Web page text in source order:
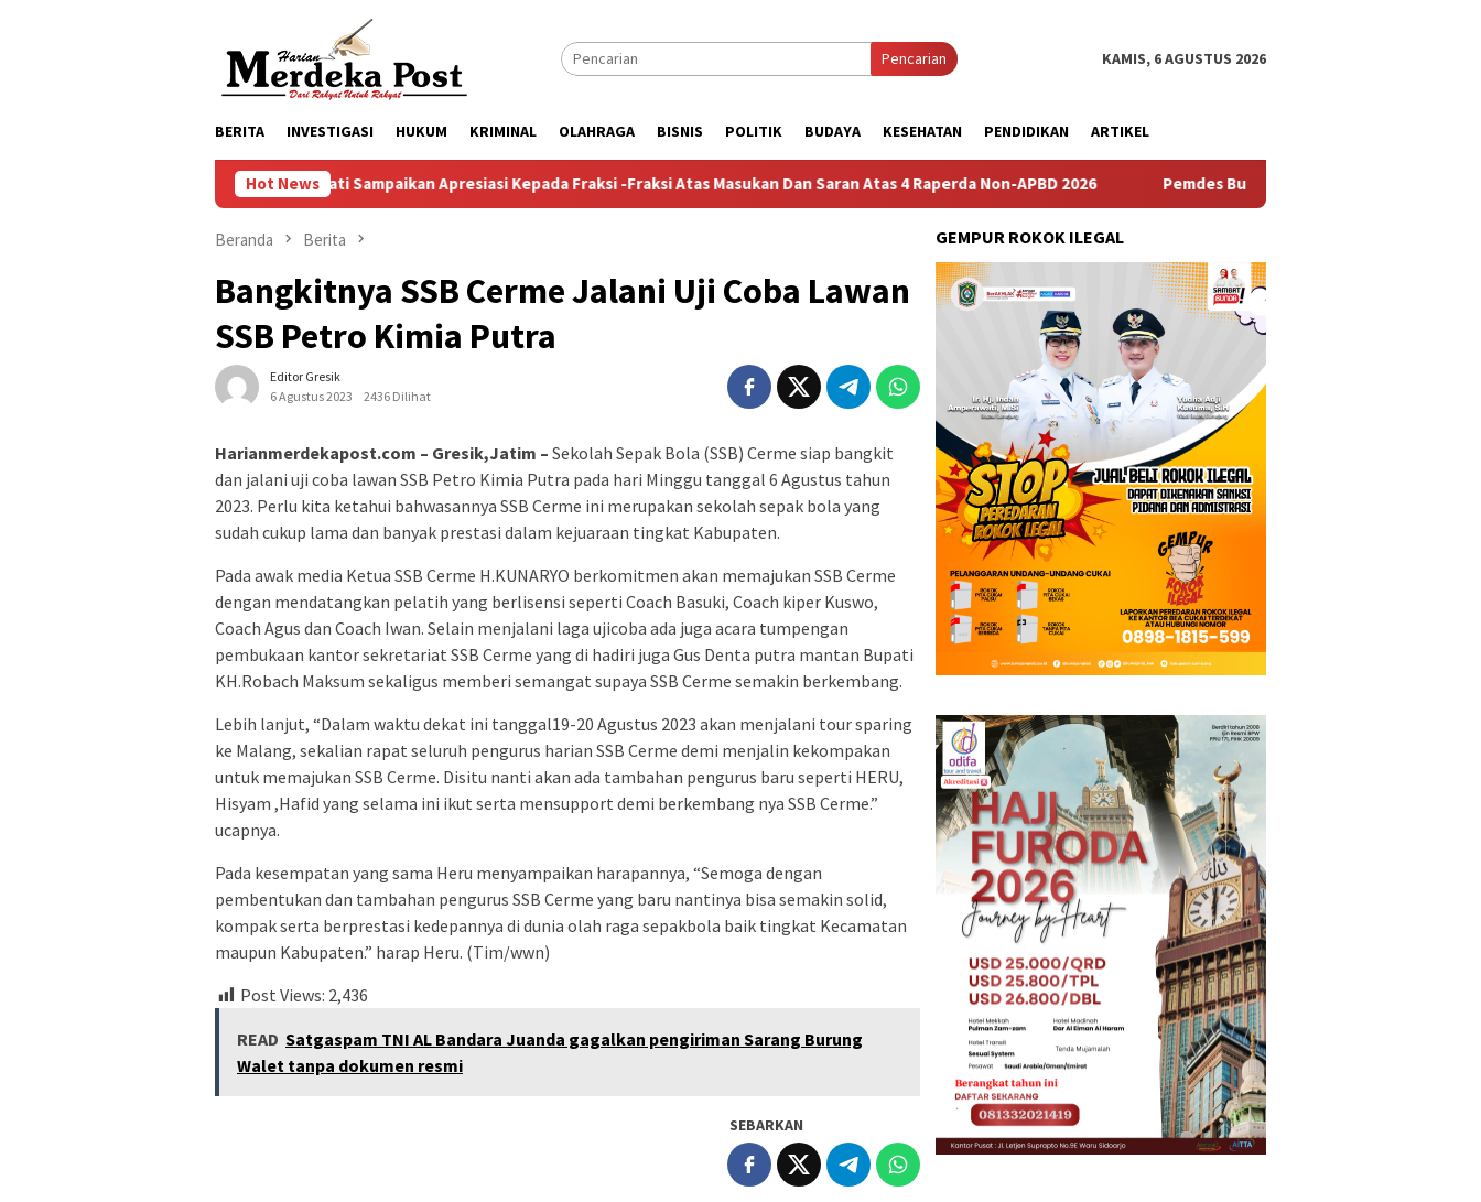
Pencarian KAMIS, 6 AGUSTUS 2026
BERITA INVESTIGASI HUKUM KRIMINAL OLAHRAGA BISNIS POLITIK BUDAYA KESEHATAN PENDIDIKAN ARTIKEL
Hot News
Mas Bupati Sampaikan Apresiasi Kepada Fraksi -Fraksi Atas Masukan Dan Saran Atas 4 Raperda Non-APBD 2026 Pemdes Bulusari Gelar Musrenbangdes Tentang
Beranda Berita
Bangkitnya SSB Cerme Jalani Uji Coba Lawan
SSB Petro Kimia Putra
Editor Gresik
6 Agustus 2023
2436 Dilihat
Harianmerdekapost.com – Gresik,Jatim – Sekolah Sepak Bola (SSB) Cerme siap bangkit
dan jalani uji coba lawan SSB Petro Kimia Putra pada hari Minggu tanggal 6 Agustus tahun
2023. Perlu kita ketahui bahwasannya SSB Cerme ini merupakan sekolah sepak bola yang
sudah cukup lama dan banyak prestasi dalam kejuaraan tingkat Kabupaten.
Pada awak media Ketua SSB Cerme H.KUNARYO berkomitmen akan memajukan SSB Cerme
dengan mendatangkan pelatih yang berlisensi seperti Coach Basuki, Coach kiper Kuswo,
Coach Agus dan Coach Iwan. Selain menjalani laga ujicoba ada juga acara tumpengan
pembukaan kantor sekretariat SSB Cerme yang di hadiri juga Gus Denta putra mantan Bupati
KH.Robach Maksum sekaligus memberi semangat supaya SSB Cerme semakin berkembang.
Lebih lanjut, “Dalam waktu dekat ini tanggal19-20 Agustus 2023 akan menjalani tour sparing
ke Malang, sekalian rapat seluruh pengurus harian SSB Cerme demi menjalin kekompakan
untuk memajukan SSB Cerme. Disitu nanti akan ada tambahan pengurus baru seperti HERU,
Hisyam ,Hafid yang selama ini ikut serta mensupport demi berkembang nya SSB Cerme.”
ucapnya.
Pada kesempatan yang sama Heru menyampaikan harapannya, “Semoga dengan
pembentukan dan tambahan pengurus SSB Cerme yang baru nantinya bisa semakin solid,
kompak serta berprestasi kedepannya di dunia olah raga sepakbola baik tingkat Kecamatan
maupun Kabupaten.” harap Heru. (Tim/wwn)
Post Views: 2,436
READ Satgaspam TNI AL Bandara Juanda gagalkan pengiriman Sarang Burung
Walet tanpa dokumen resmi
SEBARKAN
GEMPUR ROKOK ILEGAL